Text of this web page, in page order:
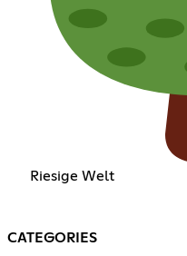
Riesige Welt
CATEGORIES